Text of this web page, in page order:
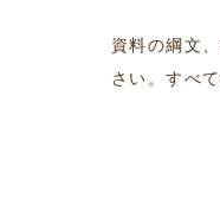
資料の綱文
さい。すべ